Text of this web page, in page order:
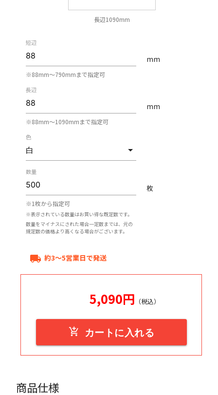
長辺1090mm
短辺
※88mm〜790mmまで指定可
mm
長辺
※88mm〜1090mmまで指定可
mm
色
数量
※1枚から指定可
※表示されている数量はお買い得な既定数です。
数量をマイナスにされた場合一定数までは、元の
規定数の価格より高くなる場合がございます。
枚
local_shipping 約3～5営業日で発送
5,090円 （税込）
add_shopping_cart カートに入れる
商品仕様